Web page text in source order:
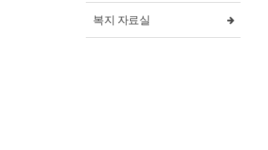
복지 자료실